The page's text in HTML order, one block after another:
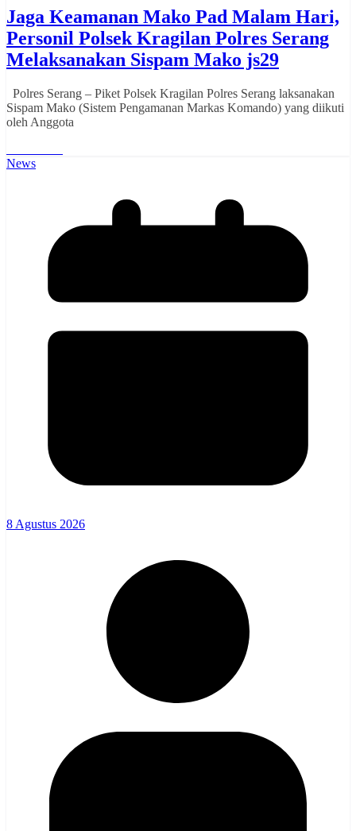
Jaga Keamanan Mako Pad Malam Hari,
Personil Polsek Kragilan Polres Serang
Melaksanakan Sispam Mako js29
Polres Serang – Piket Polsek Kragilan Polres Serang laksanakan
Sispam Mako (Sistem Pengamanan Markas Komando) yang diikuti
oleh Anggota
News
8 Agustus 2026